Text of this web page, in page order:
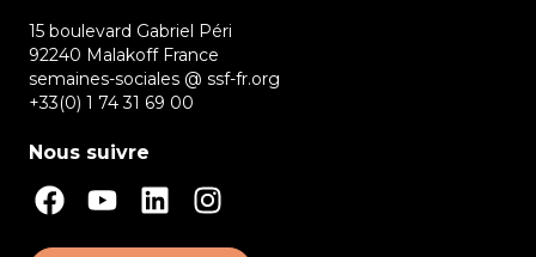
15 boulevard Gabriel Péri
92240 Malakoff France
semaines-sociales @ ssf-fr.org
+33(0) 1 74 31 69 00
Nous suivre